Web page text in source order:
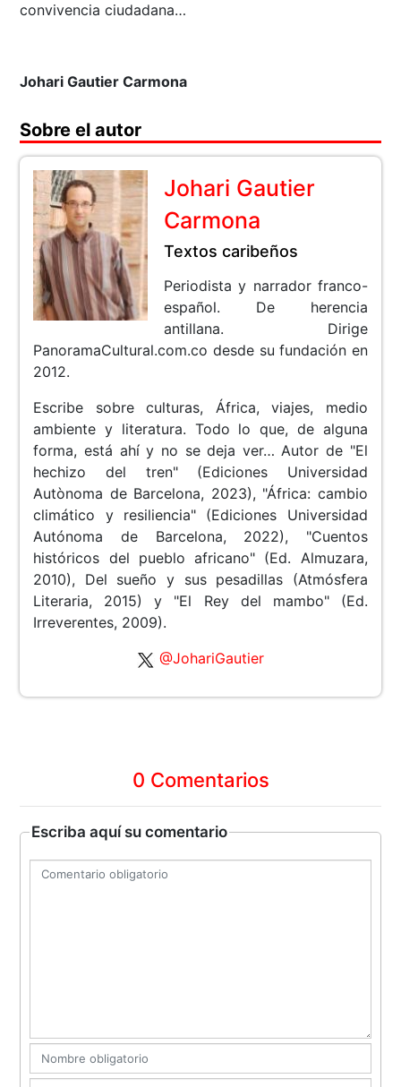
convivencia ciudadana…
Johari Gautier Carmona
Sobre el autor
Johari Gautier
Carmona
Textos caribeños
Periodista y narrador franco-
español. De herencia
antillana. Dirige
PanoramaCultural.com.co desde su fundación en
2012.
Escribe sobre culturas, África, viajes, medio
ambiente y literatura. Todo lo que, de alguna
forma, está ahí y no se deja ver… Autor de "El
hechizo del tren" (Ediciones Universidad
Autònoma de Barcelona, 2023), "África: cambio
climático y resiliencia" (Ediciones Universidad
Autónoma de Barcelona, 2022), "Cuentos
históricos del pueblo africano" (Ed. Almuzara,
2010), Del sueño y sus pesadillas (Atmósfera
Literaria, 2015) y "El Rey del mambo" (Ed.
Irreverentes, 2009).
@JohariGautier
0 Comentarios
Escriba aquí su comentario